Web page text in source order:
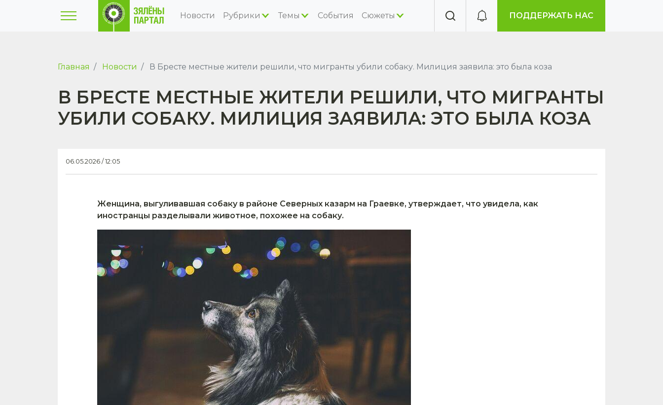
Новости Рубрики Темы События Сюжеты ПОДДЕРЖАТЬ НАС
Главная Новости В Бресте местные жители решили, что мигранты убили собаку. Милиция заявила: это была коза
В БРЕСТЕ МЕСТНЫЕ ЖИТЕЛИ РЕШИЛИ, ЧТО МИГРАНТЫ
УБИЛИ СОБАКУ. МИЛИЦИЯ ЗАЯВИЛА: ЭТО БЫЛА КОЗА
06.05.2026 / 12:05
Женщина, выгуливавшая собаку в районе Северных казарм на Граевке, утверждает, что увидела, как
иностранцы разделывали животное, похожее на собаку.